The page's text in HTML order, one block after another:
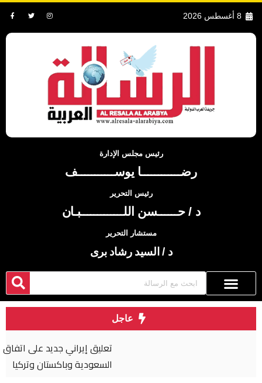
8 أغسطس 2026
رئيس مجلس الإدارة
رضــــــــــــا يوســـــــــــف
رئيس التحرير
د / حــــــسن اللـــــــــــــبـان
مستشار التحرير
د / السيد رشاد برى
عاجل
تعليق إيراني جديد على اتفاق الدفاع المشترك بين